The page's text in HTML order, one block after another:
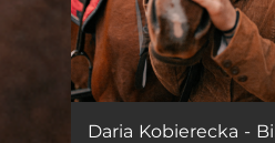
Bilet wspomnień
Daria Kobierecka -